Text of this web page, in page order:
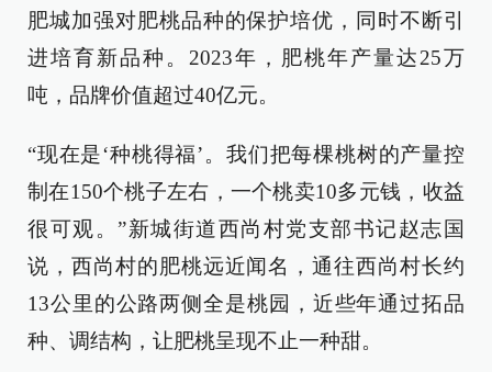
肥城加强对肥桃品种的保护培优，同时不断引
进培育新品种。2023年，肥桃年产量达25万
吨，品牌价值超过40亿元。
“现在是‘种桃得福’。我们把每棵桃树的产量控
制在150个桃子左右，一个桃卖10多元钱，收益
很可观。”新城街道西尚村党支部书记赵志国
说，西尚村的肥桃远近闻名，通往西尚村长约
13公里的公路两侧全是桃园，近些年通过拓品
种、调结构，让肥桃呈现不止一种甜。